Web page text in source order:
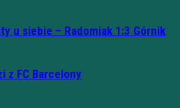
u siebie – Radomiak 1:3 Górnik
z FC Barcelony